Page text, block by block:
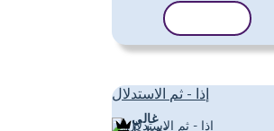
إذا - ثم الاستدلال
غالي